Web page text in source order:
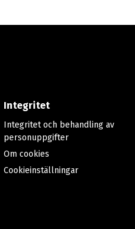
Integritet
Integritet och behandling av
personuppgifter
Om cookies
Cookieinställningar